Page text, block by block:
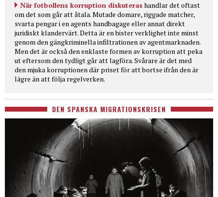
När fotbollens korruption diskuteras handlar det oftast
om det som går att åtala. Mutade domare, riggade matcher,
svarta pengar i en agents handbagage eller annat direkt
juridiskt klandervärt. Detta är en bister verklighet inte minst
genom den gängkriminella infiltrationen av agentmarknaden.
Men det är också den enklaste formen av korruption att peka
ut eftersom den tydligt går att lagföra. Svårare är det med
den mjuka korruptionen där priset för att bortse ifrån den är
lägre än att följa regelverken.
DEN SPANSKA MIGRATIONSKRISEN